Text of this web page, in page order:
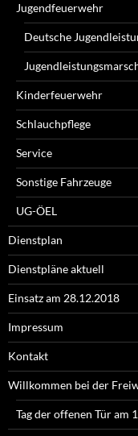
Jugendfeuerwehr
Deutsche
Kinderfeuerwehr
Schlauchpflege
Service
Sonstige Fahrzeuge
UG-ÖEL
Dienstplan
Dienstpläne aktuell
Einsatz am 28.12.2018
Impressum
Kontakt
Willkommen bei der
Tag der offenen Tür am